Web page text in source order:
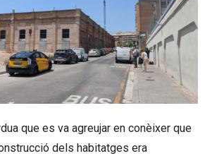
que es va agreujar en conèixer que
dels habitatges era